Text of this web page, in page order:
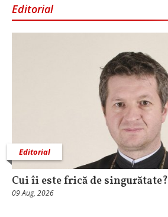
Editorial
Editorial
Cui îi este frică de singurătate?
09 Aug, 2026